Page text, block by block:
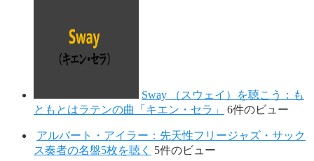
Sway （スウェイ）を聴こう：も
ともとはラテンの曲「キエン・セラ」
6件のビュー
アルバート・アイラー：先天性フリージャズ・サック
ス奏者の名盤5枚を聴く
5件のビュー